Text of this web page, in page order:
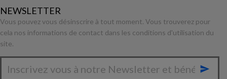
NEWSLETTER
Vous pouvez vous désinscrire à tout moment. Vous trouverez pour
cela nos informations de contact dans les conditions d'utilisation du
site.
